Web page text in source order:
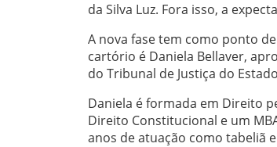
da Silva Luz. Fora isso, a
A nova fase tem como ponto
cartório é Daniela Bellaver,
do Tribunal de Justiça do
Daniela é formada em Direito
Direito Constitucional e um
anos de atuação como tabeliã